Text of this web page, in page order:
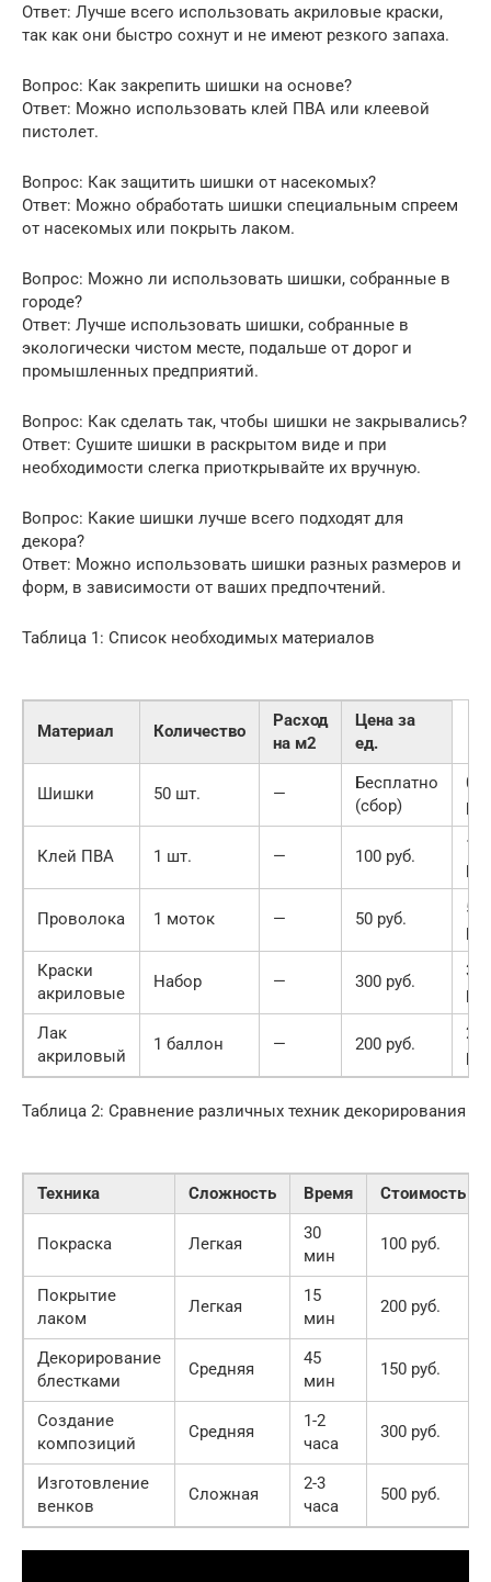
Ответ: Лучше всего использовать акриловые краски,
так как они быстро сохнут и не имеют резкого запаха.
Вопрос: Как закрепить шишки на основе?
Ответ: Можно использовать клей ПВА или клеевой
пистолет.
Вопрос: Как защитить шишки от насекомых?
Ответ: Можно обработать шишки специальным спреем
от насекомых или покрыть лаком.
Вопрос: Можно ли использовать шишки, собранные в
городе?
Ответ: Лучше использовать шишки, собранные в
экологически чистом месте, подальше от дорог и
промышленных предприятий.
Вопрос: Как сделать так, чтобы шишки не закрывались?
Ответ: Сушите шишки в раскрытом виде и при
необходимости слегка приоткрывайте их вручную.
Вопрос: Какие шишки лучше всего подходят для
декора?
Ответ: Можно использовать шишки разных размеров и
форм, в зависимости от ваших предпочтений.
Таблица 1: Список необходимых материалов
Материал Количество
Расход
на м2
Цена за
ед.
Шишки 50 шт. —
Бесплатно
(сбор)
0
Клей ПВА 1 шт. — 100 руб.
100
Проволока 1 моток — 50 руб.
50
Краски
акриловые
Набор — 300 руб.
300
Лак
акриловый
1 баллон — 200 руб.
200
Таблица 2: Сравнение различных техник декорирования
Техника Сложность Время Стоимость
Покраска Легкая
30
мин
100 руб.
Покрытие
лаком
Легкая
15
мин
200 руб.
Декорирование
блестками
Средняя
45
мин
150 руб.
Создание
композиций
Средняя
1-2
часа
300 руб.
Изготовление
венков
Сложная
2-3
часа
500 руб.